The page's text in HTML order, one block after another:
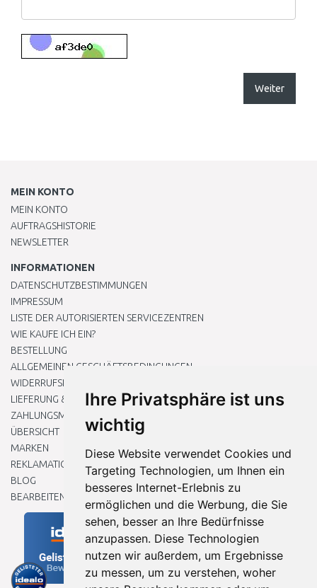
Ihre Privatsphäre ist uns
wichtig
Diese Website verwendet Cookies und
Targeting Technologien, um Ihnen ein
besseres Internet-Erlebnis zu
ermöglichen und die Werbung, die Sie
sehen, besser an Ihre Bedürfnisse
anzupassen. Diese Technologien
nutzen wir außerdem, um Ergebnisse
zu messen, um zu verstehen, woher
Weiter
MEIN KONTO
MEIN KONTO
AUFTRAGSHISTORIE
NEWSLETTER
INFORMATIONEN
DATENSCHUTZBESTIMMUNGEN
IMPRESSUM
LISTE DER AUTORISIERTEN SERVICEZENTREN
WIE KAUFE ICH EIN?
BESTELLUNG
ALLGEMEINEN GESCHÄFTSBEDINGUNGEN
WIDERRUFSRECHT
LIEFERUNG & ZAHLUNG
ZAHLUNGSMETHODEN
ÜBERSICHT
MARKEN
REKLAMATIONEN UND RETOUREN
BLOG
BEARBEITEN SIE MEINE COOKIE-EINSTELLUNGEN